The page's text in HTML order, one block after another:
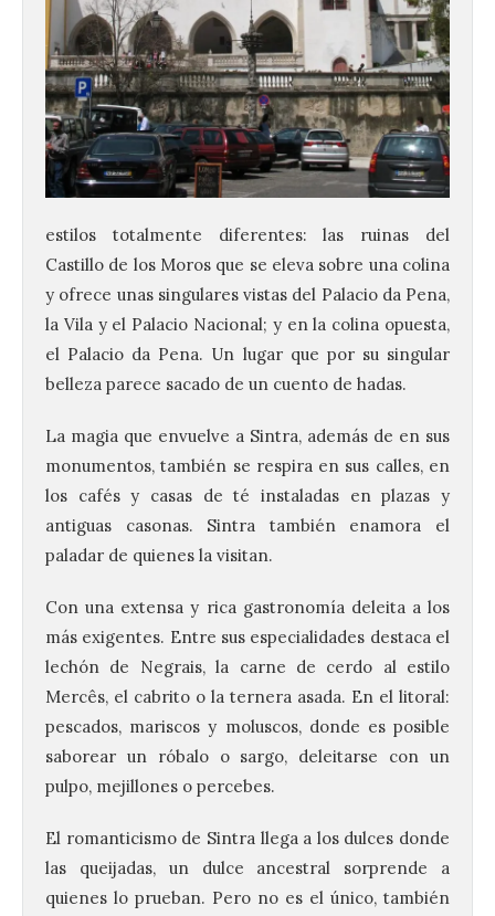
estilos totalmente diferentes: las ruinas del
Castillo de los Moros que se eleva sobre una colina
y ofrece unas singulares vistas del Palacio da Pena,
la Vila y el Palacio Nacional; y en la colina opuesta,
el Palacio da Pena. Un lugar que por su singular
belleza parece sacado de un cuento de hadas.
La magia que envuelve a Sintra, además de en sus
monumentos, también se respira en sus calles, en
los cafés y casas de té instaladas en plazas y
antiguas casonas. Sintra también enamora el
paladar de quienes la visitan.
Con una extensa y rica gastronomía deleita a los
más exigentes. Entre sus especialidades destaca el
lechón de Negrais, la carne de cerdo al estilo
Mercês, el cabrito o la ternera asada. En el litoral:
pescados, mariscos y moluscos, donde es posible
saborear un róbalo o sargo, deleitarse con un
pulpo, mejillones o percebes.
El romanticismo de Sintra llega a los dulces donde
las queijadas, un dulce ancestral sorprende a
quienes lo prueban. Pero no es el único, también